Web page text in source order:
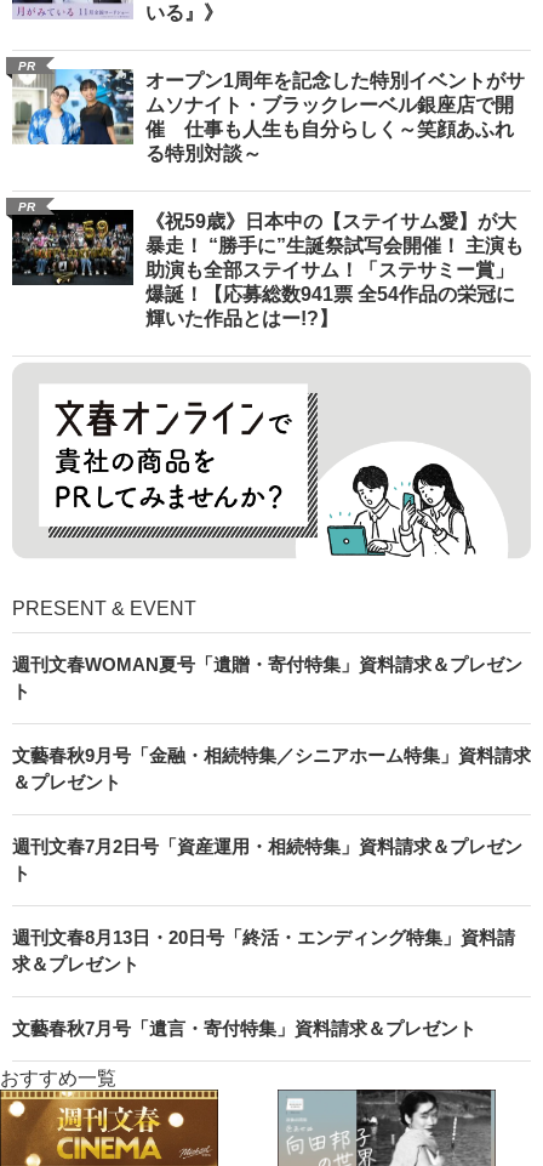
いる』》
PR
オープン1周年を記念した特別イベントがサ
ムソナイト・ブラックレーベル銀座店で開
催 仕事も人生も自分らしく～笑顔あふれ
る特別対談～
PR
《祝59歳》日本中の【ステイサム愛】が大
暴走！ “勝手に”生誕祭試写会開催！ 主演も
助演も全部ステイサム！「ステサミー賞」
爆誕！【応募総数941票 全54作品の栄冠に
輝いた作品とはー!?】
PRESENT & EVENT
週刊文春WOMAN夏号「遺贈・寄付特集」資料請求＆プレゼン
ト
文藝春秋9月号「金融・相続特集／シニアホーム特集」資料請求
＆プレゼント
週刊文春7月2日号「資産運用・相続特集」資料請求＆プレゼン
ト
週刊文春8月13日・20日号「終活・エンディング特集」資料請
求＆プレゼント
文藝春秋7月号「遺言・寄付特集」資料請求＆プレゼント
おすすめ一覧